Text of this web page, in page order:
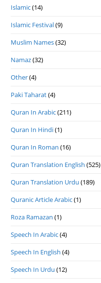
Islamic(14)
Islamic Festival(9)
Muslim Names(32)
Namaz(32)
Other(4)
Paki Taharat(4)
Quran In Arabic(211)
Quran In Hindi(1)
Quran In Roman (16)
Quran Translation English (525)
Quran Translation Urdu (189)
Quranic Article Arabic(1)
Roza Ramazan (1)
Speech In Arabic(4)
Speech In English (4)
Speech In Urdu (12)